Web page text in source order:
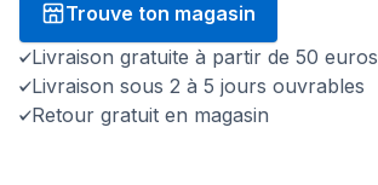
Trouve ton magasin
Livraison gratuite à partir de 50 euros
Livraison sous 2 à 5 jours ouvrables
Retour gratuit en magasin